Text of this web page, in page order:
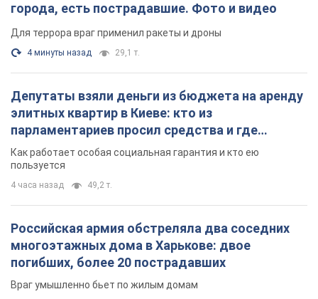
города, есть пострадавшие. Фото и видео
Для террора враг применил ракеты и дроны
4 минуты назад 29,1 т.
Депутаты взяли деньги из бюджета на аренду
элитных квартир в Киеве: кто из
парламентариев просил средства и где
поселился
Как работает особая социальная гарантия и кто ею
пользуется
4 часа назад 49,2 т.
Российская армия обстреляла два соседних
многоэтажных дома в Харькове: двое
погибших, более 20 пострадавших
Враг умышленно бьет по жилым домам